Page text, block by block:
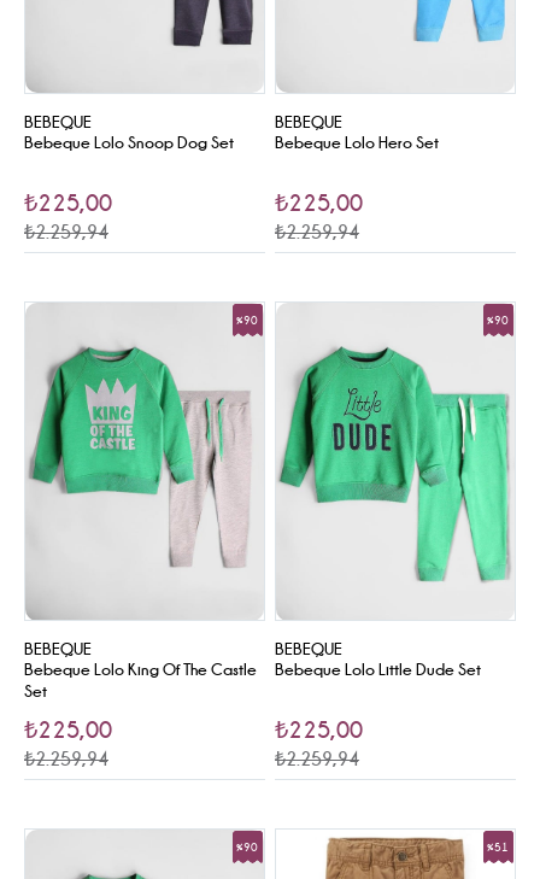
BEBEQUE
Bebeque Lolo Snoop Dog Set
₺225,00
₺2.259,94
BEBEQUE
Bebeque Lolo Hero Set
₺225,00
₺2.259,94
BEBEQUE
Bebeque Lolo King Of The Castle
Set
₺225,00
₺2.259,94
%90
BEBEQUE
Bebeque Lolo Little Dude Set
₺225,00
₺2.259,94
%90
%90 %51